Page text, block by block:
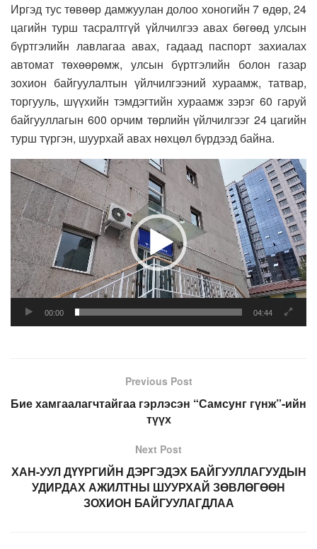
Иргэд тус төвөөр дамжуулан долоо хоногийн 7 өдөр, 24
цагийн турш тасралтгүй үйлчилгээ авах бөгөөд улсын
бүртгэлийн лавлагаа авах, гадаад паспорт захиалах
автомат төхөөрөмж, улсын бүртгэлийн болон газар
зохион байгуулалтын үйлчилгээний хураамж, татвар,
торгууль, шүүхийн тэмдэгтийн хураамж зэрэг 60 гаруй
байгууллагын 600 орчим төрлийн үйлчилгээг 24 цагийн
турш түргэн, шуурхай авах нөхцөл бүрдээд байна.
Video
Player
00:00 04:44
Previous Post
Бие хамгаалагчтайгаа гэрлэсэн “Самсунг гүнж”-ийн
түүх
Next Post
ХАН-УУЛ ДҮҮРГИЙН ДЭРГЭДЭХ БАЙГУУЛЛАГУУДЫН
УДИРДАХ АЖИЛТНЫ ШУУРХАЙ ЗӨВЛӨГӨӨН
ЗОХИОН БАЙГУУЛАГДЛАА